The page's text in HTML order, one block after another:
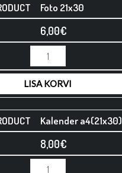
Foto 21x30
6,00€
LISA KORVI
Kalender a4(21x30)
8,00€